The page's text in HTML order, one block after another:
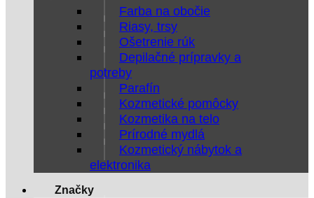
Farba na obočie
Riasy, trsy
Ošetrenie rúk
Depilačné prípravky a
potreby
Parafín
Kozmetické pomôcky
Kozmetika na telo
Prírodné mydlá
Kozmetický nábytok a
elektronika
Značky